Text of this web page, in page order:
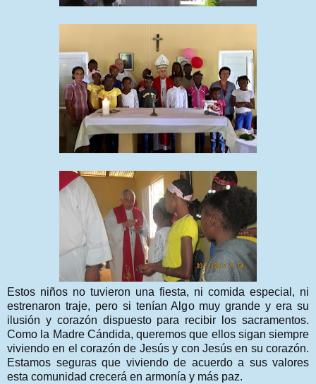
Estos niños no tuvieron una fiesta, ni comida especial, ni
estrenaron traje, pero si tenían Algo muy grande y era su
ilusión y corazón dispuesto para recibir los sacramentos.
Como la Madre Cándida, queremos que ellos sigan siempre
viviendo en el corazón de Jesús y con Jesús en su corazón.
Estamos seguras que viviendo de acuerdo a sus valores
esta comunidad crecerá en armonía y más paz.